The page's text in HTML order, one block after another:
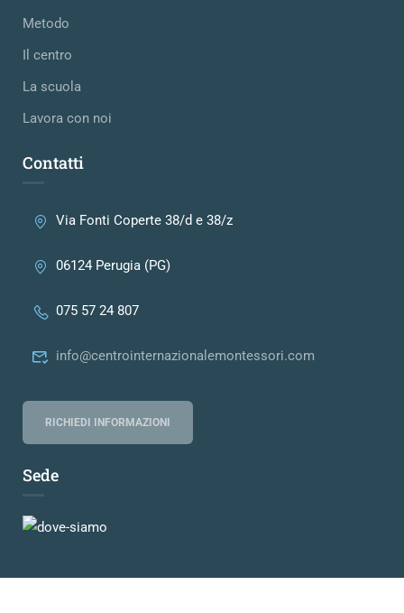
Metodo
Il centro
La scuola
Lavora con noi
Contatti
Via Fonti Coperte 38/d e 38/z
06124 Perugia (PG)
075 57 24 807
info@centrointernazionalemontessori.com
RICHIEDI INFORMAZIONI
Sede